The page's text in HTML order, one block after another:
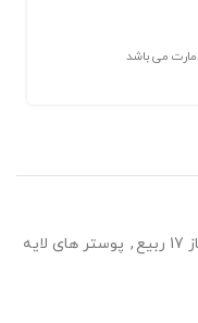
می باشد
, پوستر های لایه